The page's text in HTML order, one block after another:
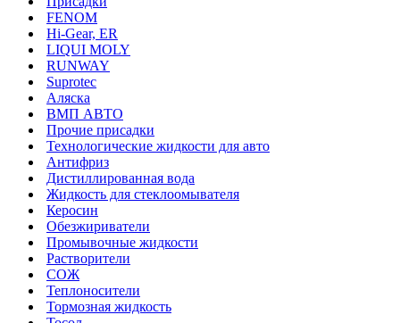
FENOM
Hi-Gear, ER
LIQUI MOLY
RUNWAY
Suprotec
Аляска
ВМП АВТО
Прочие присадки
Технологические жидкости для авто
Антифриз
Дистиллированная вода
Жидкость для стеклоомывателя
Керосин
Обезжириватели
Промывочные жидкости
Растворители
СОЖ
Теплоносители
Тормозная жидкость